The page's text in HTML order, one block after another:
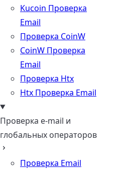
Kucoin Проверка
Email
Проверка CoinW
CoinW Проверка
Email
Проверка Htx
Htx Проверка Email
Проверка e-mail и
глобальных операторов
Проверка Email